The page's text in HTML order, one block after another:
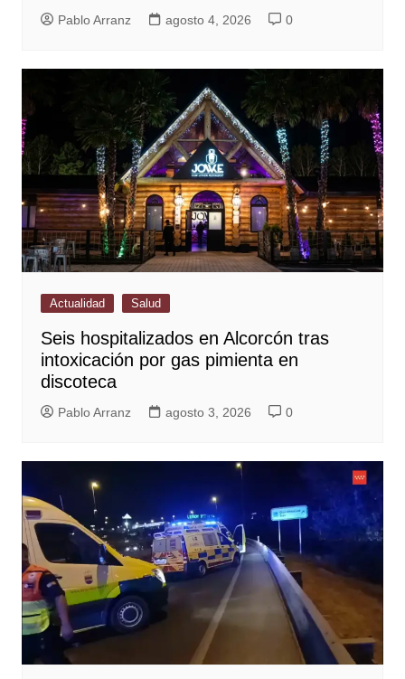
Pablo Arranz agosto 4, 2026 0
Actualidad Salud
Seis hospitalizados en Alcorcón tras
intoxicación por gas pimienta en
discoteca
Pablo Arranz agosto 3, 2026 0